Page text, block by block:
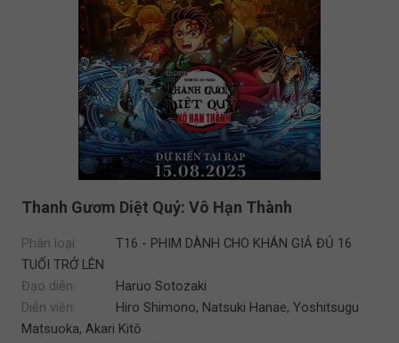
Thanh Gươm Diệt Quỷ: Vô Hạn Thành
Phân loại:
T16 - PHIM DÀNH CHO KHÁN GIẢ ĐỦ 16
TUỔI TRỞ LÊN
Đạo diễn:
Haruo Sotozaki
Diễn viên:
Hiro Shimono, Natsuki Hanae, Yoshitsugu
Matsuoka, Akari Kitō